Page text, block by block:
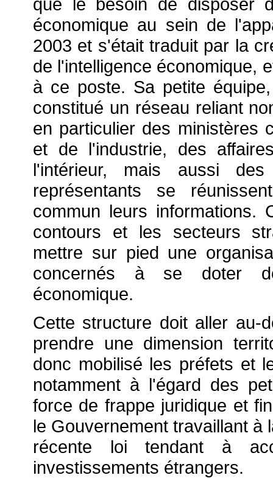
économique au sein de
2003 et s'était traduit par la
de l'intelligence économique,
à ce poste. Sa petite
constitué un réseau reliant
en particulier des ministères
et de l'industrie, des
l'intérieur, mais aussi
représentants se
commun leurs
contours et les secteurs
mettre sur pied une
concernés à se doter
économique.
Cette structure doit aller au-
prendre une dimension
donc mobilisé les préfets et
notamment à l'égard des
force de frappe juridique et
le Gouvernement travaillant à
récente loi tendant à
investissements étrangers.